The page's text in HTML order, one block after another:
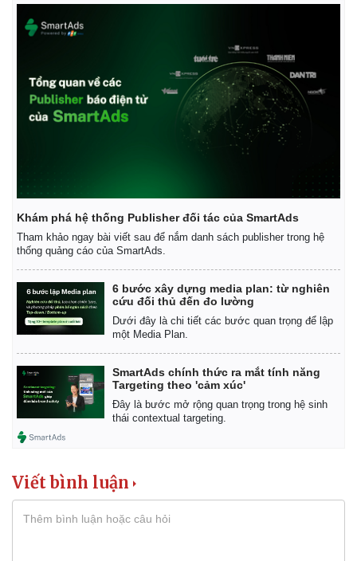
Thế giới
Quan sát
Multimedia
Video
Ảnh
E-Magazine
Khám phá hệ thống Publisher đối tác của SmartAds
Tham khảo ngay bài viết sau để nắm danh sách publisher trong hệ
thống quảng cáo của SmartAds.
6 bước xây dựng media plan: từ nghiên
cứu đối thủ đến đo lường
Dưới đây là chi tiết các bước quan trọng để lập
một Media Plan.
SmartAds chính thức ra mắt tính năng
Targeting theo 'cảm xúc'
Đây là bước mở rộng quan trọng trong hệ sinh
thái contextual targeting.
Viết bình luận